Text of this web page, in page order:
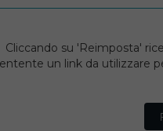
Cliccando su 'Reimposta'
un link da utilizzare